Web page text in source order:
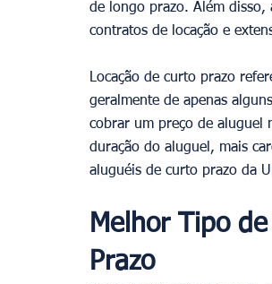
de longo prazo. Além disso,
contratos de locação e
Locação de curto prazo
geralmente de apenas
cobrar um preço de aluguel
duração do aluguel, mais
aluguéis de curto prazo da
Melhor Tipo
Prazo